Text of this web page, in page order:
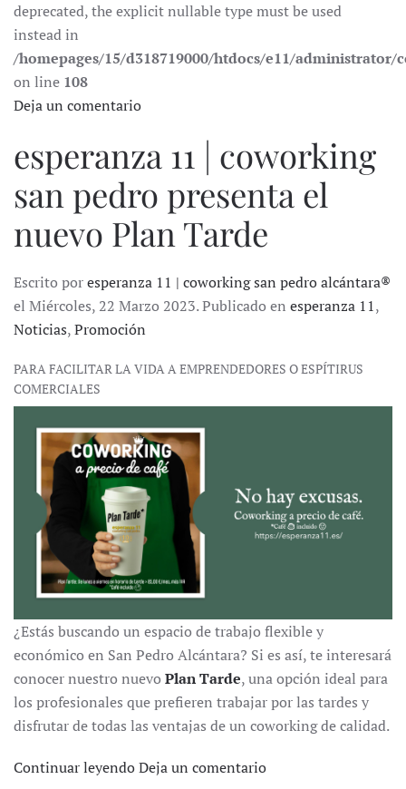
deprecated, the explicit nullable type must be used
instead in
/homepages/15/d318719000/htdocs/e11/
on line 108
Deja un comentario
esperanza 11 | coworking
san pedro presenta el
nuevo Plan Tarde
Escrito poresperanza 11 | coworking san pedro alcántara®
el Miércoles, 22 Marzo 2023. Publicado en esperanza 11,
Noticias,Promoción
PARA FACILITAR LA VIDA A EMPRENDEDORES O ESPÍTIRUS
COMERCIALES
¿Estás buscando un espacio de trabajo flexible y
económico en San Pedro Alcántara? Si es así, te interesará
conocer nuestro nuevo Plan Tarde, una opción ideal para
los profesionales que prefieren trabajar por las tardes y
disfrutar de todas las ventajas de un coworking de calidad.
Continuar leyendoDeja un comentario